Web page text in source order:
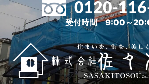
0120-
受付時間 9:00～